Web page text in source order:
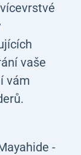
vaše
vám
-